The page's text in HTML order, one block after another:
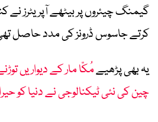
گیمنگ چیئروں پر بیٹھے آپریٹرز نے
کرتے جاسوس ڈرونز کی مدد حاصل
یہ بھی پڑھیےمُکّا مار کے دیواریں
چین کی نئی ٹیکنالوجی نے دنیا کو